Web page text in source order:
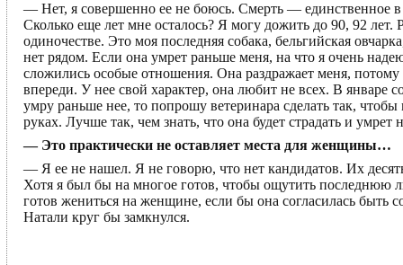
— Нет, я совершенно ее не боюсь. Смерть — единственное
Сколько еще лет мне осталось? Я могу дожить до 90, 92
одиночестве. Это моя последняя собака, бельгийская
нет рядом. Если она умрет раньше меня, на что я очень
сложились особые отношения. Она раздражает меня,
впереди. У нее свой характер, она любит не всех. В январе
умру раньше нее, то попрошу ветеринара сделать так,
руках. Лучше так, чем знать, что она будет страдать и умрет
— Это практически не оставляет места для женщины…
— Я ее не нашел. Я не говорю, что нет кандидатов. Их
Хотя я был бы на многое готов, чтобы ощутить последнюю
готов жениться на женщине, если бы она согласилась
Натали круг бы замкнулся.